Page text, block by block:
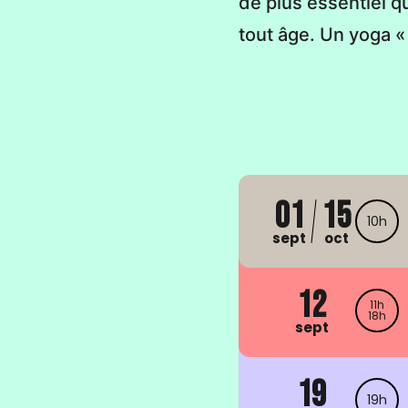
tout âge. Un yoga
01
sept 15
oct
10h
12
sept
11h
18h
19 19h